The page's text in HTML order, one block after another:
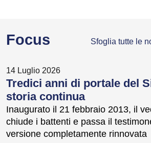
Focus Sfoglia tutte le
14 Luglio 2026
Tredici anni di portale del
storia continua
Inaugurato il 21 febbraio 2013, il
chiude i battenti e passa il
versione completamente rinnovata